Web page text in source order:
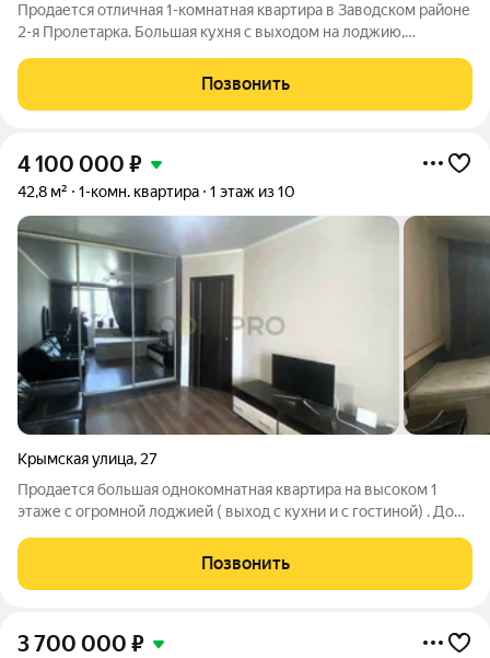
Продается отличная 1-комнатная квартира в Заводском районе
2-я Пролетарка. Большая кухня с выходом на лоджию,
метров с видом на Волгу. Санузел совмещен, отделан
кафелем. Имеется гардеробная с
Позвонить
4 100 000 ₽
42,8 м² 1-комн. квартира 1 этаж из 10
Крымская улица, 27
Продается большая однокомнатная квартира на высоком 1
этаже с огромной лоджией ( выход с кухни и с гостиной) . Дом
ухоженный двор, активная УК , асфальтированный двор.
Жители этого дома трепетно
Позвонить
3 700 000 ₽